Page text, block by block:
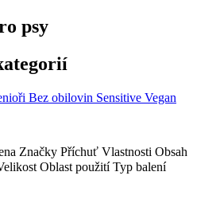
psy
Bez obilovin Sensitive Vegan
Značky Příchuť Vlastnosti Obsah
Oblast použití Typ balení